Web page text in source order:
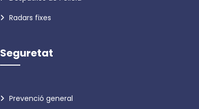
Radars fixes
Seguretat
Prevenció general